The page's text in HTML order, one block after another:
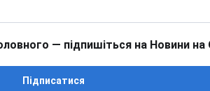
— підпишіться на Новини на
Підписатися